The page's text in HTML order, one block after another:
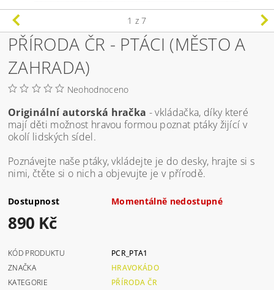
1 z 7
PŘÍRODA ČR - PTÁCI (MĚSTO A
ZAHRADA)
Neohodnoceno
Originální autorská hračka - vkládačka, díky které
mají děti možnost hravou formou poznat ptáky žijící v
okolí lidských sídel.
Poznávejte naše ptáky, vkládejte je do desky, hrajte si s
nimi, čtěte si o nich a objevujte je v přírodě.
Dostupnost Momentálně nedostupné
890 Kč
KÓD PRODUKTU
PCR_PTA1
ZNAČKA
HRAVOKÁDO
KATEGORIE
PŘÍRODA ČR